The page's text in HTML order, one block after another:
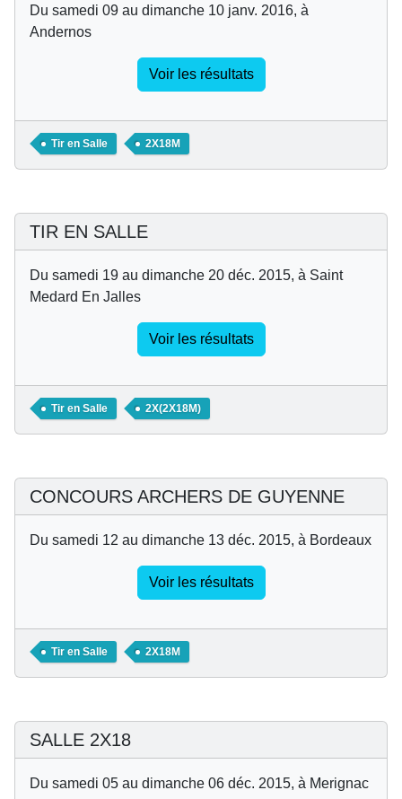
Du samedi 09 au dimanche 10 janv. 2016, à
Andernos
Voir les résultats
Tir en Salle 2X18M
TIR EN SALLE
Du samedi 19 au dimanche 20 déc. 2015, à Saint
Medard En Jalles
Voir les résultats
Tir en Salle 2X(2X18M)
CONCOURS ARCHERS DE GUYENNE
Du samedi 12 au dimanche 13 déc. 2015, à Bordeaux
Voir les résultats
Tir en Salle 2X18M
SALLE 2X18
Du samedi 05 au dimanche 06 déc. 2015, à Merignac